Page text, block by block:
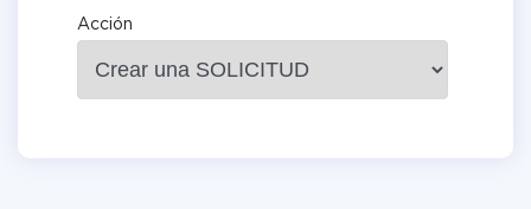
Acción